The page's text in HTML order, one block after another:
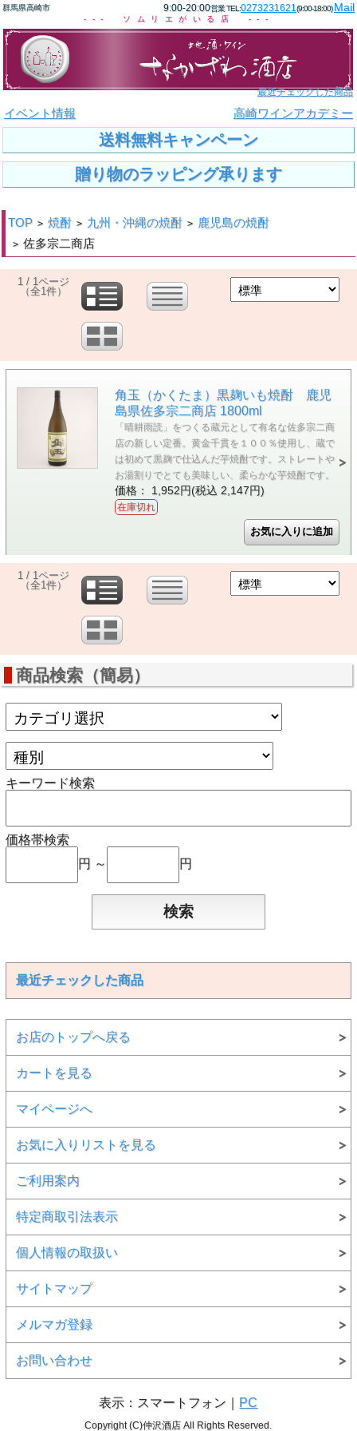
群馬県高崎市 9:00-20:00営業 TEL:0273231621(9:00-18:00)Mail
--- ソムリエがいる店 ---
最近チェックした商品
イベント情報 高崎ワインアカデミー
送料無料キャンペーン
贈り物のラッピング承ります
TOP > 焼酎 > 九州・沖縄の焼酎 > 鹿児島の焼酎
> 佐多宗二商店
1 / 1ページ
（全1件）
角玉（かくたま）黒麹いも焼酎 鹿児
島県佐多宗二商店 1800ml
「晴耕雨読」をつくる蔵元として有名な佐多宗二商
店の新しい定番。黄金千貫を１００％使用し、蔵で
は初めて黒麹で仕込んだ芋焼酎です。ストレートや
お湯割りでとても美味しい、柔らかな芋焼酎です。
価格： 1,952円(税込 2,147円)
在庫切れ
1 / 1ページ
（全1件）
商品検索（簡易）
キーワード検索
価格帯検索
円 ～
円
最近チェックした商品
お店のトップへ戻る
カートを見る
マイページへ
お気に入りリストを見る
ご利用案内
特定商取引法表示
個人情報の取扱い
サイトマップ
メルマガ登録
お問い合わせ
表示：スマートフォン｜ PC
Copyright (C)仲沢酒店 All Rights Reserved.